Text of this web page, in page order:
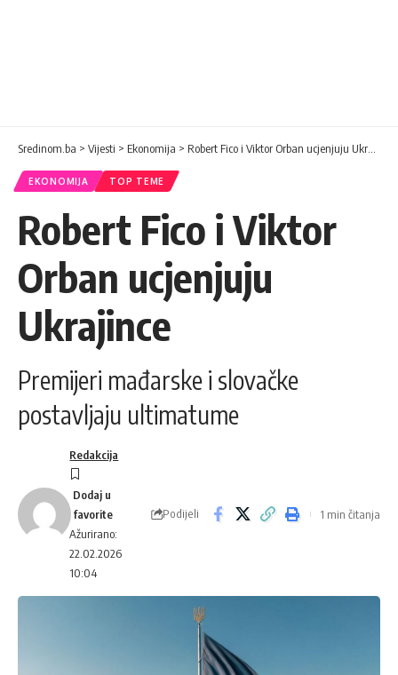
Sredinom.ba > Vijesti > Ekonomija > Robert Fico i Viktor Orban ucjenjuju Ukrajince
EKONOMIJA TOP TEME
Robert Fico i Viktor
Orban ucjenjuju
Ukrajince
Premijeri mađarske i slovačke
postavljaju ultimatume
Ažurirano:
22.02.2026
10:04
Redakcija
Podijeli 1 min čitanja